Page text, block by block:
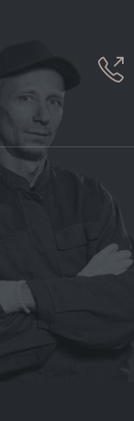
